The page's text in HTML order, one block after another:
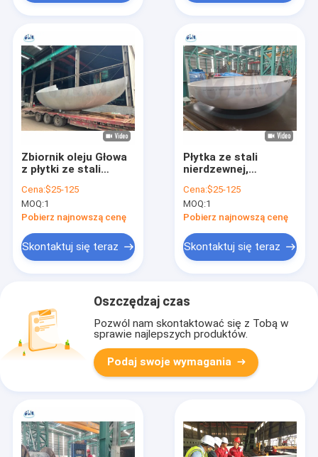
Zbiornik oleju Głowa
z płytki ze stali
Cena:$25-125
MOQ:1
Pobierz najnowszą cenę
Skontaktuj się teraz
Płytka ze stali
nierdzewnej,
końcówka 2200 mm
średnica 25 mm
grubość
Cena:$25-125
MOQ:1
Pobierz najnowszą cenę
Skontaktuj się teraz
Oszczędzaj czas
Pozwól nam skontaktować się z Tobą w
sprawie najlepszych produktów.
Podaj swoje wymagania